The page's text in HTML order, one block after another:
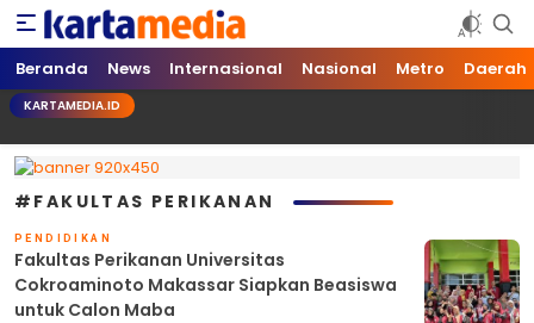
kartamedia.id
Jujur Mengabari
Beranda News Internasional Nasional Metro Daerah
KARTAMEDIA.ID
#FAKULTAS PERIKANAN
PENDIDIKAN
Fakultas Perikanan Universitas
Cokroaminoto Makassar Siapkan Beasiswa
untuk Calon Maba